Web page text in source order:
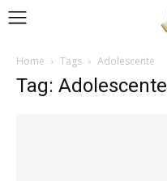
Home Tags Adolescente
Tag: Adolescente